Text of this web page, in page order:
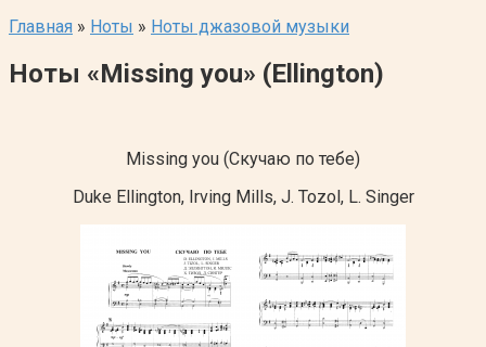
Главная » Ноты » Ноты джазовой музыки
Ноты «Missing you» (Ellington)
Missing you (Скучаю по тебе)
Duke Ellington, Irving Mills, J. Tozol, L. Singer